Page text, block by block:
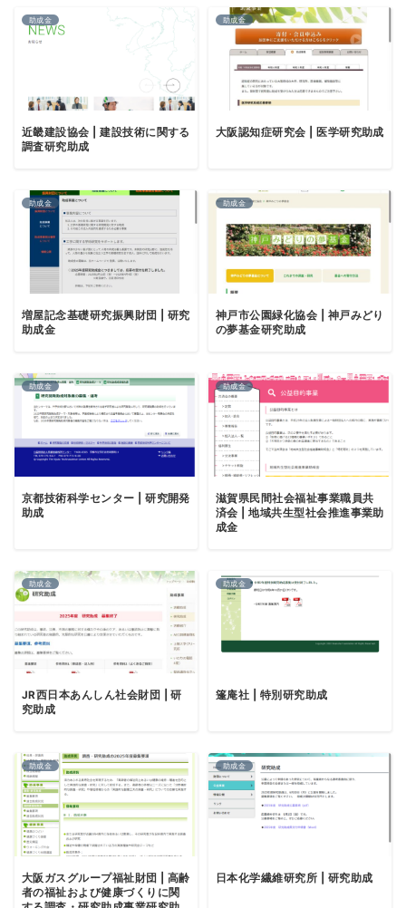
助成金
近畿建設協会 | 建設技術に関する
調査研究助成
助成金
大阪認知症研究会 | 医学研究助成
助成金
増屋記念基礎研究振興財団 | 研究
助成金
助成金
神戸市公園緑化協会 | 神戸みどり
の夢基金研究助成
助成金
京都技術科学センター | 研究開発
助成
助成金
滋賀県民間社会福祉事業職員共
済会 | 地域共生型社会推進事業助
成金
助成金
JR西日本あんしん社会財団 | 研
究助成
助成金
篷庵社 | 特別研究助成
助成金
大阪ガスグループ福祉財団 | 高齢
者の福祉および健康づくりに関
助成金
日本化学繊維研究所 | 研究助成